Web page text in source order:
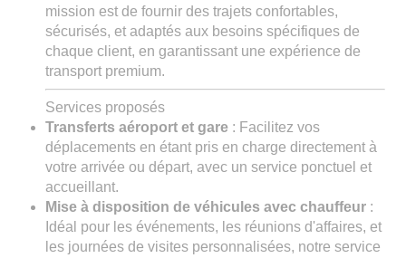
mission est de fournir des trajets confortables,
sécurisés, et adaptés aux besoins spécifiques de
chaque client, en garantissant une expérience de
transport premium.
Services proposés
Transferts aéroport et gare : Facilitez vos
déplacements en étant pris en charge directement à
votre arrivée ou départ, avec un service ponctuel et
accueillant.
Mise à disposition de véhicules avec chauffeur :
Idéal pour les événements, les réunions d'affaires, et
les journées de visites personnalisées, notre service